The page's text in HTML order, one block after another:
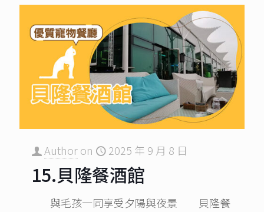
Authoron 2025 年 9 月 8 日
15.貝隆餐酒館
與毛孩一同享受夕陽與夜景 貝隆餐